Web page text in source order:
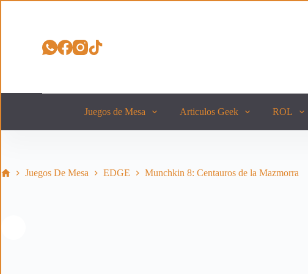
t
d
Juegos de Mesa Articulos Geek ROL
InicioJuegos De Mesa EDGE Munchkin 8: Centauros de la Mazmorra